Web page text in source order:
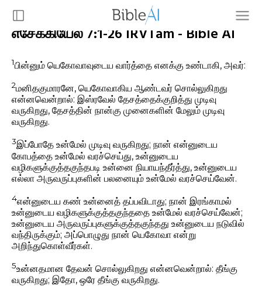
எசேக்கியேல் 7:1-26 IRVTam - Bible AI
1பின்னும் யெகோவாவுடைய வார்த்தை எனக்கு உண்டாகி, அவர்:
2மனிதகுமாரனே, யெகோவாகிய ஆண்டவர் சொல்லுகிறது
என்னவென்றால்: இஸ்ரவேல் தேசத்தைக்குறித்து முடிவு
வருகிறது, தேசத்தின் நான்கு முனைகளின் மேலும் முடிவு
வருகிறது.
3இப்போதே உன்மேல் முடிவு வருகிறது; நான் என்னுடைய
கோபத்தை உன்மேல் வரச்செய்து, உன்னுடைய
வழிகளுக்குத்தகுந்தபடி உன்னை நியாயந்தீர்த்து, உன்னுடைய
எல்லா அருவருப்புகளின் பலனையும் உன்மேல் வரச்செய்வேன்.
4என்னுடைய கண் உன்னைத் தப்பவிடாது; நான் இரங்காமல்
உன்னுடைய வழிகளுக்குத்தகுந்ததை உன்மேல் வரச்செய்வேன்;
உன்னுடைய அருவருப்புகளுக்குத்தகுந்தது உன்னுடைய நடுவில்
வந்திருக்கும்; அப்பொழுது நான் யெகோவா என்று
அறிந்துகொள்வீர்கள்.
5உன்னதமான தேவன் சொல்லுகிறது என்னவென்றால்: தீங்கு
வருகிறது; இதோ, ஒரே தீங்கு வருகிறது.